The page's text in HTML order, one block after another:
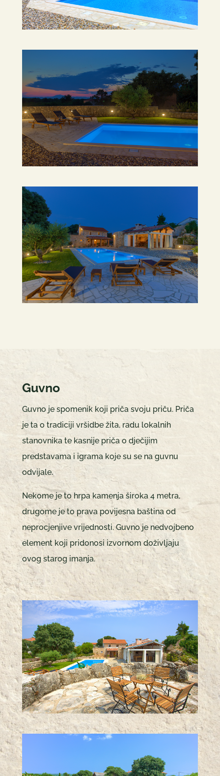
Guvno
Guvno je spomenik koji priča svoju priču. Priča
je ta o tradiciji vršidbe žita, radu lokalnih
stanovnika te kasnije priča o dječijim
predstavama i igrama koje su se na guvnu
odvijale.
Nekome je to hrpa kamenja široka 4 metra,
drugome je to prava povijesna baština od
neprocjenjive vrijednosti. Guvno je nedvojbeno
element koji pridonosi izvornom doživljaju
ovog starog imanja.